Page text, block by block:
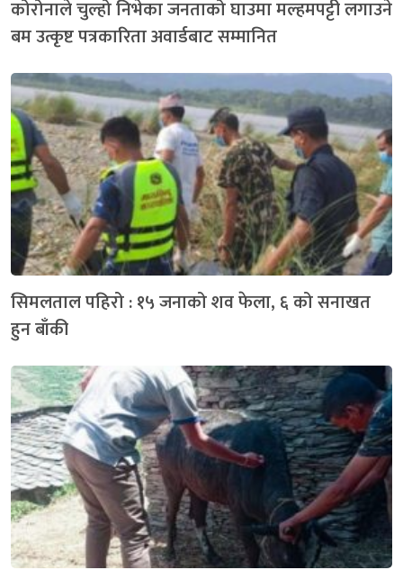
कोरोनाले चुल्हो निभेका जनताको घाउमा मल्हमपट्टी लगाउने
बम उत्कृष्ट पत्रकारिता अवार्डबाट सम्मानित
सिमलताल पहिरो : १५ जनाको शव फेला, ६ को सनाखत
हुन बाँकी